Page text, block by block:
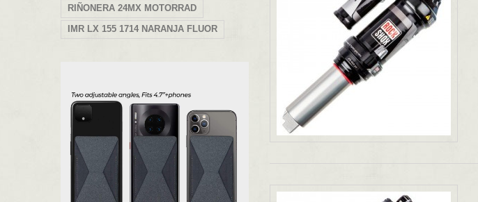
RIÑONERA 24MX MOTORRAD
IMR LX 155 1714 NARANJA FLUOR